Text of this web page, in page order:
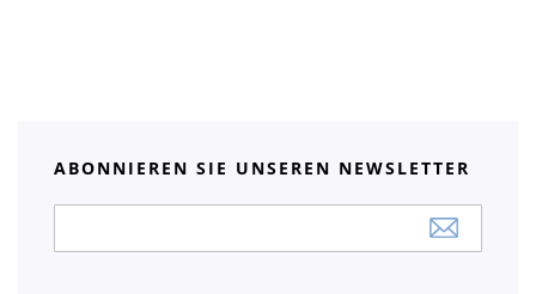
ABONNIEREN SIE UNSEREN NEWSLETTER
Newsletter: